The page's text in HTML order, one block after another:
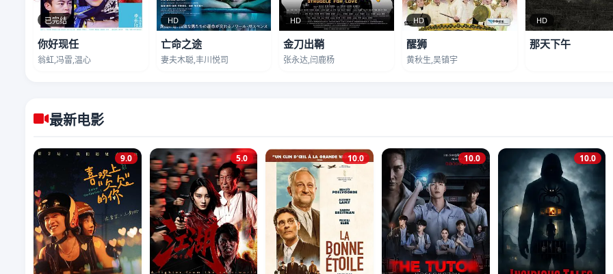
已完结
你好现任
翁虹,冯雷,温心
HD
亡命之途
妻夫木聪,丰川悦司
HD
金刀出鞘
张永达,闫鹿杨
HD
醒狮
黄秋生,吴镇宇
HD
那天下午
最新电影
9.0 5.0 10.0 10.0 10.0